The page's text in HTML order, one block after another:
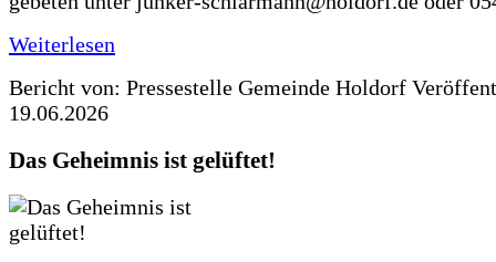
Weiterlesen
Bericht von: Pressestelle Gemeinde Holdorf
19.06.2026
Das Geheimnis ist gelüftet!